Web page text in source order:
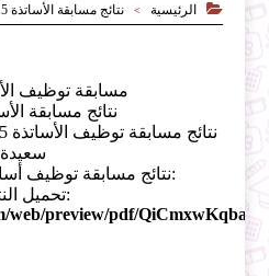

الرئيسية > نتائج مسابقة الأساتذة 2015
مسابقة توظيف
نتائج مسابقة
سعيدة
نتائج مسابقة توظيف أساتذة التعليم الثانوي:
تحميل النتائج:
web/preview/pdf/QiCmxwKqba